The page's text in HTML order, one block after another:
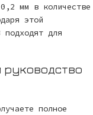
мм в количестве
этой
подходят для
руководство
полное